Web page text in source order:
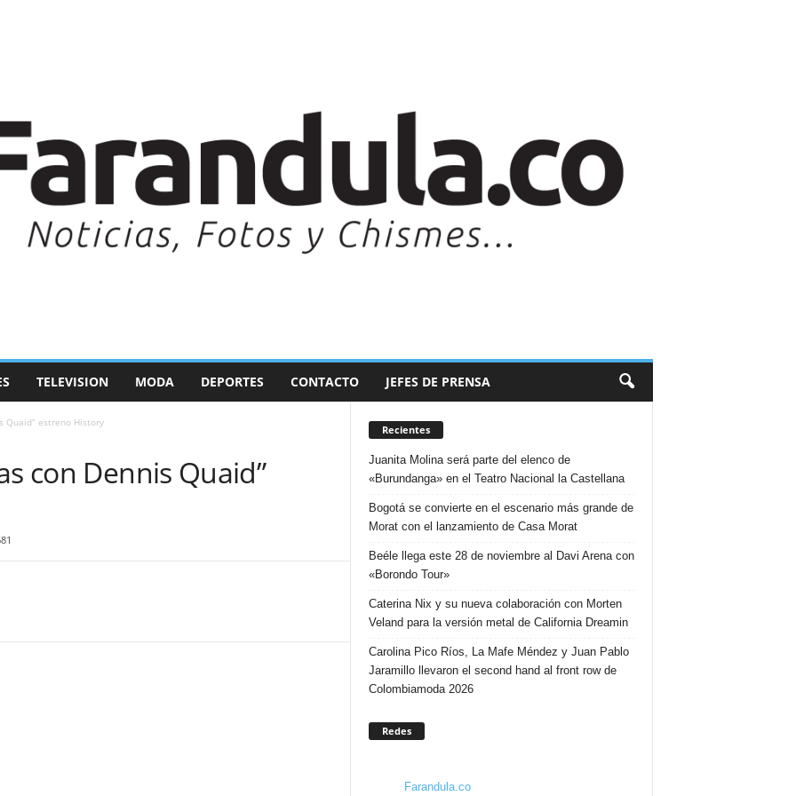
TELEVISION MODA DEPORTES CONTACTO JEFES DE PRENSA
Quaid” estreno History
con Dennis Quaid”
Recientes
Juanita Molina será parte del elenco de
«Burundanga» en el Teatro Nacional la Castellana
Bogotá se convierte en el escenario más grande de
Morat con el lanzamiento de Casa Morat
Beéle llega este 28 de noviembre al Davi Arena con
«Borondo Tour»
Caterina Nix y su nueva colaboración con Morten
Veland para la versión metal de California Dreamin
Carolina Pico Ríos, La Mafe Méndez y Juan Pablo
Jaramillo llevaron el second hand al front row de
Colombiamoda 2026
Redes
Farandula.co